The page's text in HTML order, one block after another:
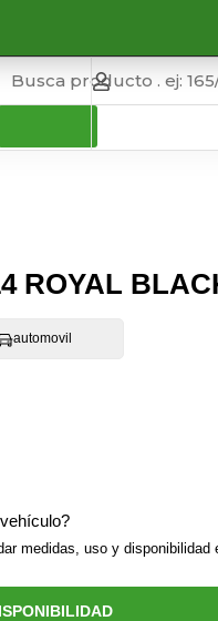
ROYAL
automovil
medidas, uso y disponibilidad